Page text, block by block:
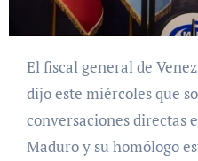
El fiscal general de Venezuela, Tarek William Saab,
dijo este miércoles que
conversaciones directas
Maduro y su homólogo